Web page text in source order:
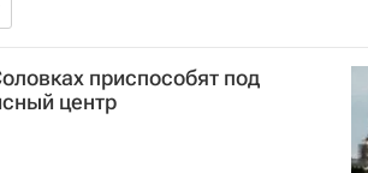
приспособят под
центр